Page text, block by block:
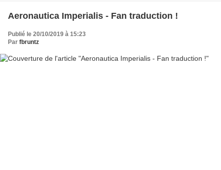
Aeronautica Imperialis - Fan traduction !
Publié le 20/10/2019 à 15:23
Par fbruntz